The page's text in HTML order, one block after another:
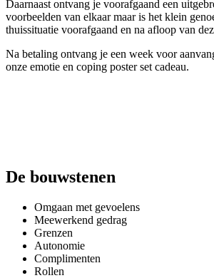
Daarnaast ontvang je voorafgaand een
voorbeelden van elkaar maar is het klein
thuissituatie voorafgaand en na afloop van
Na betaling ontvang je een week voor
onze emotie en coping poster set cadeau.
De bouwstenen
Omgaan met gevoelens
Meewerkend gedrag
Grenzen
Autonomie
Complimenten
Rollen